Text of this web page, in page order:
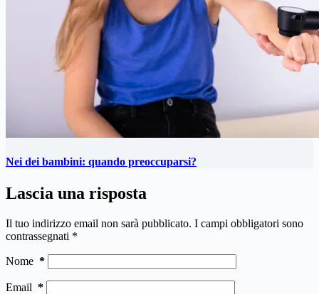
Nei dei bambini: quando preoccuparsi?
Lascia una risposta
Il tuo indirizzo email non sarà pubblicato. I campi obbligatori sono
contrassegnati *
Nome *
Email *